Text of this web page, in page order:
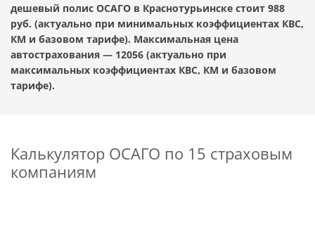
дешевый полис ОСАГО в Краснотурьинске стоит 988
руб. (актуально при минимальных коэффициентах КВС,
КМ и базовом тарифе). Максимальная цена
автострахования — 12056 (актуально при
максимальных коэффициентах КВС, КМ и базовом
тарифе).
Калькулятор ОСАГО по 15 страховым
компаниям